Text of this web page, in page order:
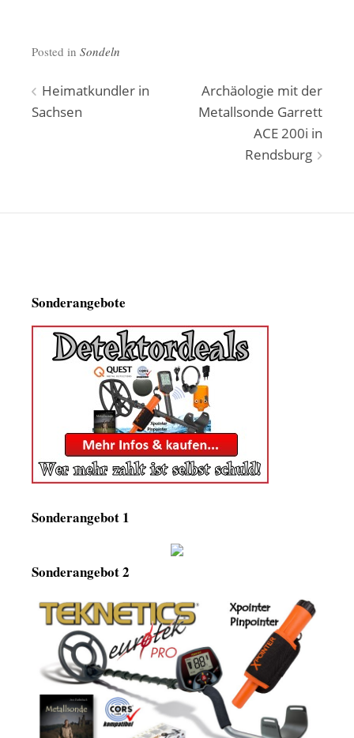
Posted in Sondeln
Beitragsnavigation
Heimatkundler in
Sachsen
Archäologie mit der
Metallsonde Garrett
ACE 200i in
Rendsburg
Sonderangebote
Sonderangebot 1
Sonderangebot 2